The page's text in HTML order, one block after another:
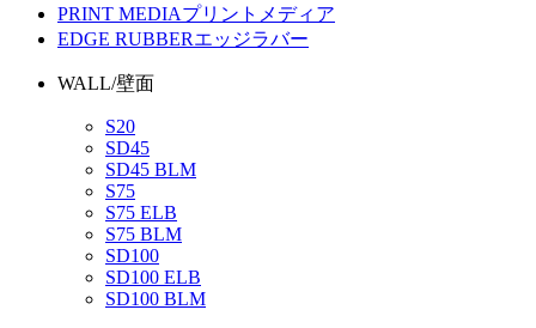
PRINT MEDIAプリントメディア
EDGE RUBBERエッジラバー
WALL/壁面
S20
SD45
SD45 BLM
S75
S75 ELB
S75 BLM
SD100
SD100 ELB
SD100 BLM